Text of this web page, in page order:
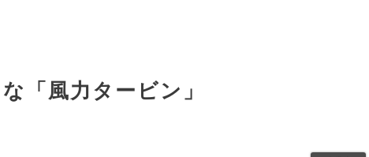
「風力タービン」